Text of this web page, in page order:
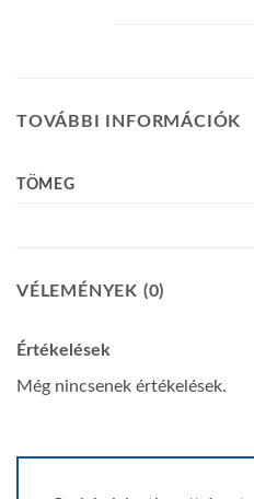
TOVÁBBI INFORMÁCIÓK
TÖMEG
VÉLEMÉNYEK (0)
Értékelések
Még nincsenek értékelések.